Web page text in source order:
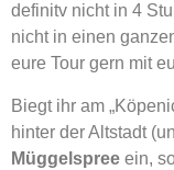
definitv nicht in 4
nicht in einen
eure Tour gern mit
Biegt ihr am
hinter der Altstadt
Müggelspree ein,